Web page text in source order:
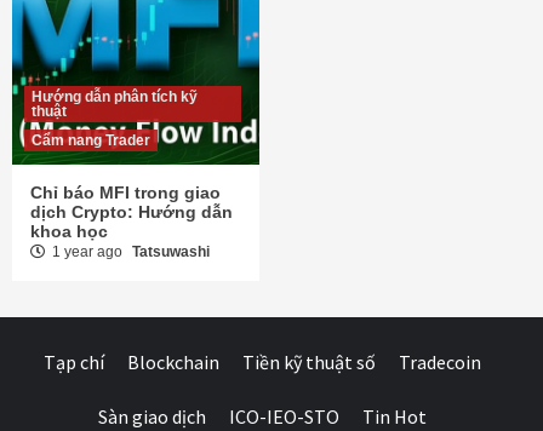
Hướng dẫn phân tích kỹ
thuật
Cẩm nang Trader
Chỉ báo MFI trong giao
dịch Crypto: Hướng dẫn
khoa học
1 year ago Tatsuwashi
Tạp chí Blockchain Tiền kỹ thuật số Tradecoin
Sàn giao dịch ICO-IEO-STO Tin Hot